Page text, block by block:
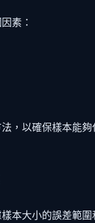
素：
，以確保樣本能
本大小的誤差範圍